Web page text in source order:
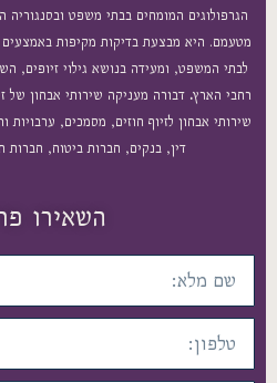
הגרפולוגים המומחים בבתי משפט
מטעמם. היא מבצעת בדיקות מקיפות
לבתי המשפט, ומעידה בנושא גילוי זיופים,
רחבי הארץ. דבורה מעניקה שירותי אבחון של
שירותי אבחון לזיוף חוזים, מסמכים,
דין, בנקים, חברות ביטוח, חברות
השאירו